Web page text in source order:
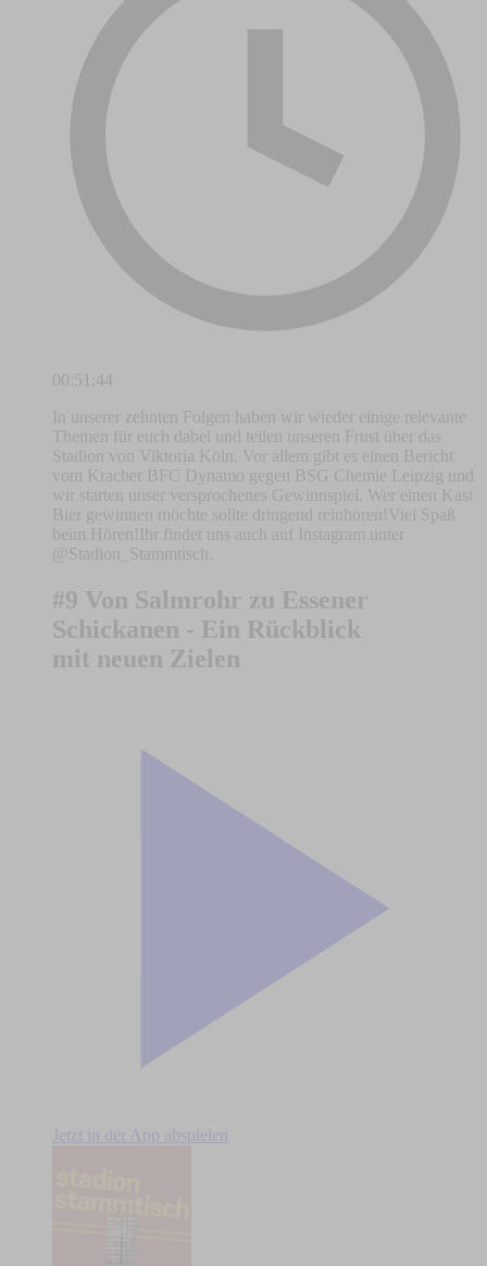
00:51:44
In unserer zehnten Folgen haben wir wieder einige relevante
Themen für euch dabei und teilen unseren Frust über das
Stadion von Viktoria Köln. Vor allem gibt es einen Bericht
vom Kracher BFC Dynamo gegen BSG Chemie Leipzig und
wir starten unser versprochenes Gewinnspiel. Wer einen Kast
Bier gewinnen möchte sollte dringend reinhören!Viel Spaß
beim Hören!Ihr findet uns auch auf Instagram unter
@Stadion_Stammtisch.
#9 Von Salmrohr zu Essener
Schickanen - Ein Rückblick
mit neuen Zielen
Jetzt in der App abspielen